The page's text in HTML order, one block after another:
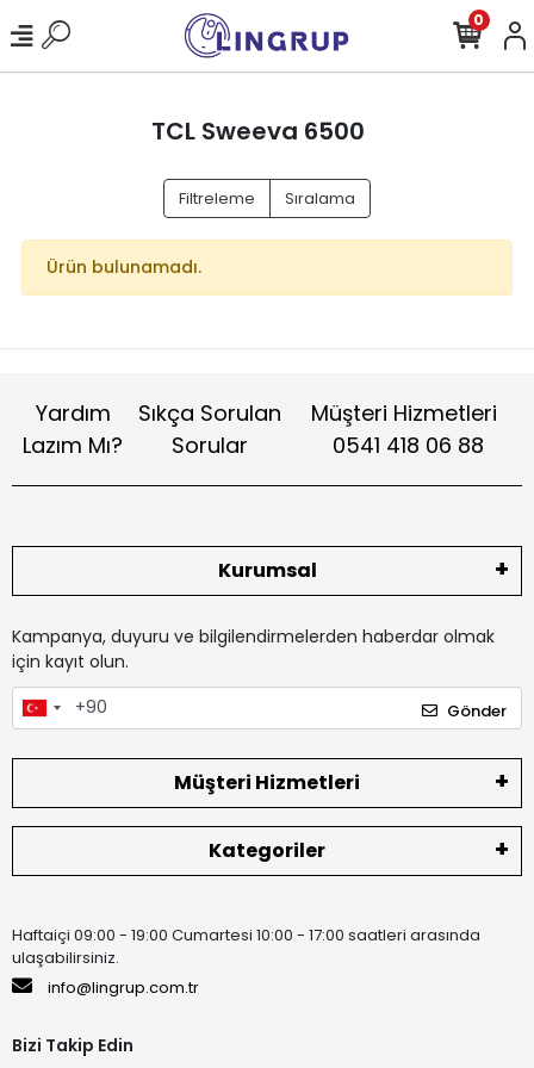
0
TCL Sweeva 6500
Filtreleme Sıralama
Ürün bulunamadı.
Yardım
Lazım Mı?
Sıkça Sorulan
Sorular
Müşteri Hizmetleri
0541 418 06 88
Kurumsal
Kampanya, duyuru ve bilgilendirmelerden haberdar olmak
için kayıt olun.
Gönder
Müşteri Hizmetleri
Kategoriler
Haftaiçi 09:00 - 19:00 Cumartesi 10:00 - 17:00 saatleri arasında
ulaşabilirsiniz.
info@lingrup.com.tr
Bizi Takip Edin